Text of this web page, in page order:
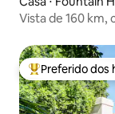
Vista de 160 km,
Entre os
Preferido dos